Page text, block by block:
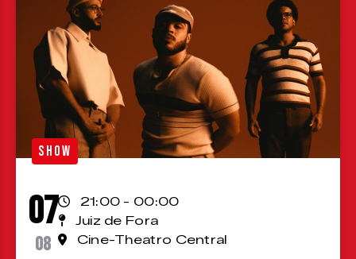
SHOW
07
08
21:00 - 00:00
Juiz de Fora
Cine-Theatro Central